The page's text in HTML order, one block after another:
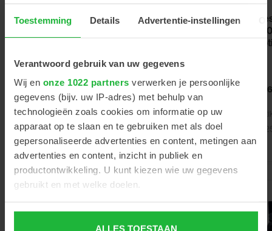
Toestemming Details Advertentie-instellingen
Verantwoord gebruik van uw gegevens
Wij en onze 1022 partners verwerken je persoonlijke
gegevens (bijv. uw IP-adres) met behulp van
technologieën zoals cookies om informatie op uw
apparaat op te slaan en te gebruiken met als doel
gepersonaliseerde advertenties en content, metingen aan
advertenties en content, inzicht in publiek en
productontwikkeling. U kunt kiezen wie uw gegevens
gebruikt en met welke doelen.
Als u het toestaat, willen we ook graag:
ALLES TOESTAAN
(voor verstelling
hoogte neuspad)
€44,00 Excl. btw
Artikelnummer
304604
Multipinhole
€14,50 Excl. btw
Artikelnummer
420026